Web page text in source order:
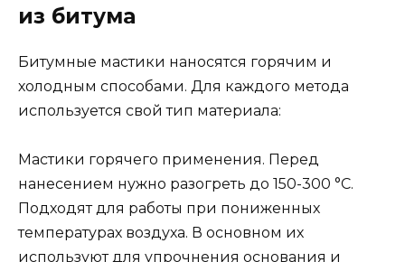
из битума
Битумные мастики наносятся горячим и
холодным способами. Для каждого метода
используется свой тип материала:
Мастики горячего применения. Перед
нанесением нужно разогреть до 150-300 °С.
Подходят для работы при пониженных
температурах воздуха. В основном их
используют для упрочнения основания и